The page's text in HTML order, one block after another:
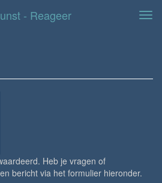
- Reageer
Heb je vragen of
bericht via het formulier hieronder.